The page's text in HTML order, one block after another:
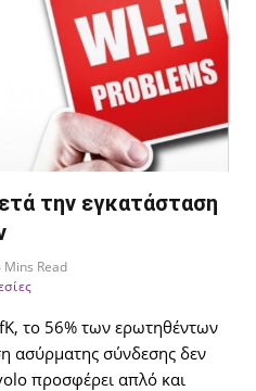
την εγκατάσταση
Mins Read
το 56% των ερωτηθέντων
ασύρματης σύνδεσης δεν
προσφέρει απλό και